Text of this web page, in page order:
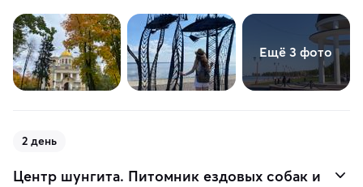
Ещё 3 фото
2 день
Центр шунгита. Питомник ездовых собак и